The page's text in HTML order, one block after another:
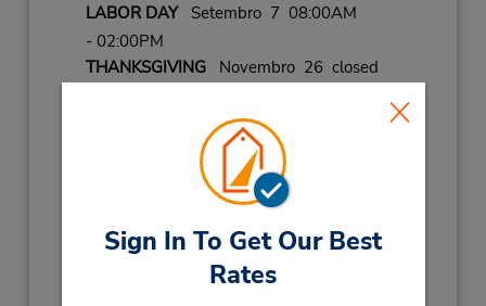
Sign In To Get Our Best
Rates
LABOR DAYSetembro 7 08:00AM
- 02:00PM
THANKSGIVINGNovembro 26 closed
NEW YEARS DAY
Janeiro 1 08:00AM
- 04:00PM
NEW YEARS EVEDezembro 31 08:00AM